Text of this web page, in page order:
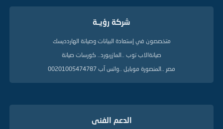
شركة رؤيــة
متخصصون في إستعادة البيانات وصيانة الهاردديسك
صيانةالاب توب ..المازربورد.. كورسات صيانة
مصر ..المنصورة موبايل ..واتس آب 00201005474787
الدعم الفنى